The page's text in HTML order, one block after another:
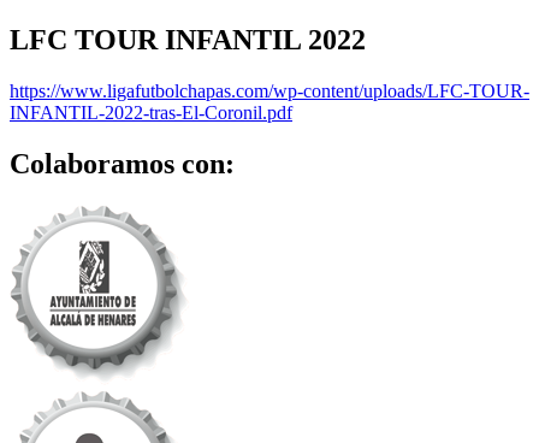
LFC TOUR INFANTIL 2022
https://www.ligafutbolchapas.com/wp-content/uploads/LFC-TOUR-
INFANTIL-2022-tras-El-Coronil.pdf
Colaboramos con: